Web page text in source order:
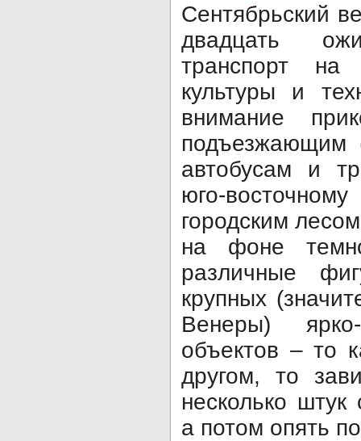
Сентябрьский
двадцать
транспорт
культуры и
внимание
подъезжающим
автобусам и
юго-
городским
на фоне
различные
крупных
Венеры)
объектов – то
другом, то
несколько штук
а потом опять